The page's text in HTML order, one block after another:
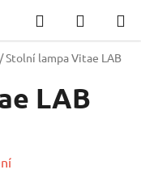
Hledat
KOŠÍK
/Stolní lampa Vitae LAB
LAB